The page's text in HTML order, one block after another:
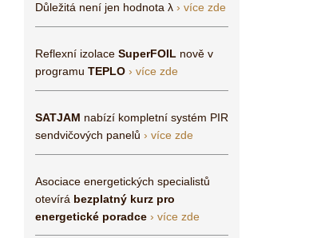
Důležitá není jen hodnota λ › více zde
Reflexní izolace SuperFOIL nově v
programu TEPLO › více zde
SATJAM nabízí kompletní systém PIR
sendvičových panelů › více zde
Asociace energetických specialistů
otevírá bezplatný kurz pro
energetické poradce › více zde